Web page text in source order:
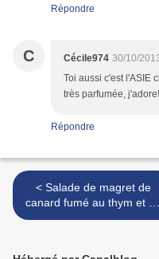
Répondre
C Cécile974 30/10/
Toi aussi c'est l'ASIE
très parfumée, j'adore!
Répondre
< Salade de magret de
canard fumé au thym et au
romarin